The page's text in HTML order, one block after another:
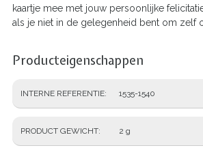
kaartje mee met jouw persoonlijke
als je niet in de gelegenheid bent om zelf
Producteigenschappen
INTERNE REFERENTIE 1535-1540
PRODUCT GEWICHT 2 g